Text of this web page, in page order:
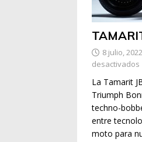
8 julio, 2022
desactivados
La Tamarit
Triumph
techno-
entre
moto para